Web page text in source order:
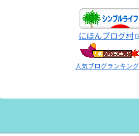
にほんブログ村
人気ブログランキング